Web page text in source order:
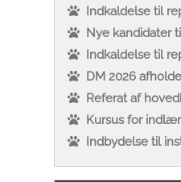
Indkaldelse til
Nye kandidater
Indkaldelse til
DM 2026
Referat af
Kursus for
Indbydelse til